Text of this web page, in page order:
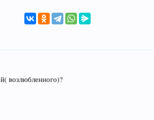
возлюбленного)?